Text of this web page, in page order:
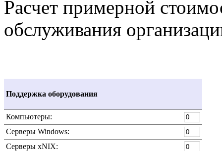
Расчет примерной
обслуживания
Поддержка оборудования
Компьютеры:
Серверы Windows:
Серверы xNIX: